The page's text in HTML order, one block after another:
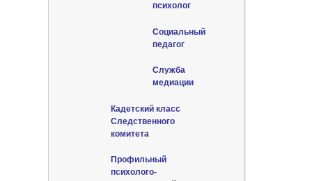
психолог
Социальный
педагог
Служба
медиации
Кадетский класс
Следственного
комитета
Профильный
психолого-